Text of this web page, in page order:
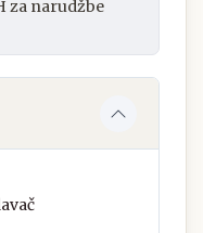
za narudžbe